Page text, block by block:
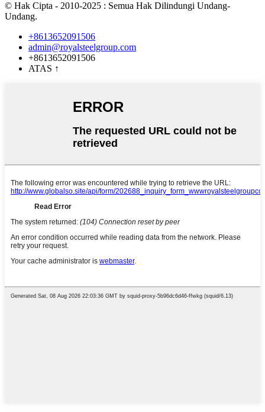
© Hak Cipta - 2010-2025 : Semua Hak Dilindungi Undang-
Undang.
+8613652091506
admin@royalsteelgroup.com
+8613652091506
ATAS ↑